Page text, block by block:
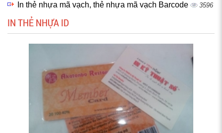
In thẻ nhựa mã vạch, thẻ nhựa mã vạch Barcode 3596
IN THẺ NHỰA ID